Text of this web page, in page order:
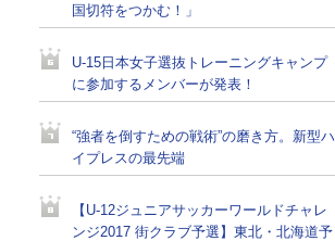
国切符をつかむ！」
U-15日本女子選抜トレーニングキャンプ
に参加するメンバーが発表！
“強者を倒すための戦術”の磨き方。新型ハ
イプレスの最先端
【U-12ジュニアサッカーワールドチャレ
ンジ2017 街クラブ予選】東北・北海道予